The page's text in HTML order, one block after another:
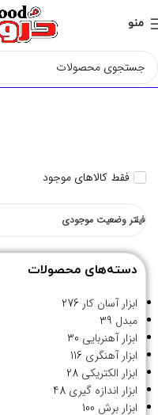
منو
فقط کالاهای موجود
فیلتر وضعیت موجودی
دسته‌های محصولات
ابزار آسان کار 276
مبدل 39
ابزار آهنربایی 30
ابزار آهنگری 116
ابزار الکتریکی 28
ابزار اندازه گیری 48
ابزار برش 100